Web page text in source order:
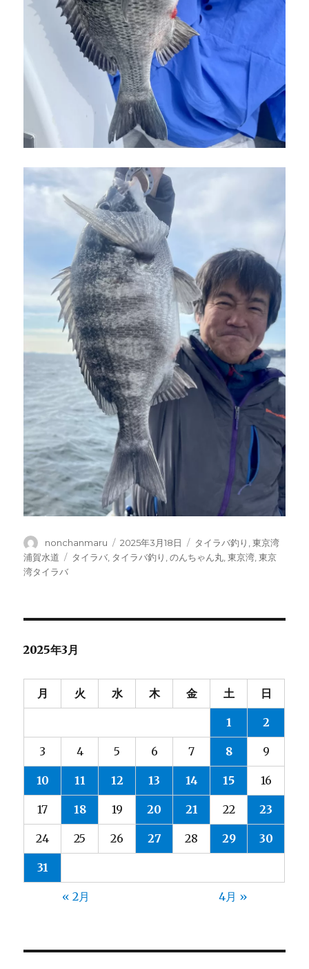
投
稿
者
nonchanmaru
投
稿
2025年3月18日
カ
テ
タイラバ釣り ,東京湾
浦賀水道
タ
タイラバ タイラバ釣り ,のんちゃん丸 ,東京湾 ,東京
湾タイラバ
2025年3月
月 火 水 木 金 土 日
1 2
3 4 5 6 7 8 9
10 11 12 13 14 15 16
17 18 19 20 21 22 23
24 25 26 27 28 29 30
31
« 2月 4月 »